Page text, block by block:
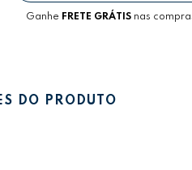
Ganhe FRETE GRÁTISnas
DO PRODUTO